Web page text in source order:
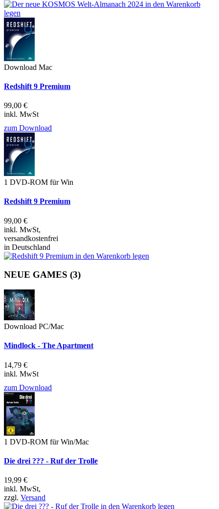
Download Mac
Redshift 9 Premium
99,00 €
inkl. MwSt
zum Download
1 DVD-ROM für Win
Redshift 9 Premium
99,00 €
inkl. MwSt,
versandkostenfrei
in Deutschland
NEUE GAMES (3)
Download PC/Mac
Mindlock - The Apartment
14,79 €
inkl. MwSt
zum Download
1 DVD-ROM für Win/Mac
Die drei ??? - Ruf der Trolle
19,99 €
inkl. MwSt,
zzgl. Versand